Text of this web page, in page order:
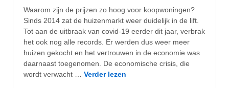
Waarom zijn de prijzen zo hoog voor koopwoningen?
Sinds 2014 zat de huizenmarkt weer duidelijk in de lift.
Tot aan de uitbraak van covid-19 eerder dit jaar, verbrak
het ook nog alle records. Er werden dus weer meer
huizen gekocht en het vertrouwen in de economie was
daarnaast toegenomen. De economische crisis, die
wordt verwacht … Verder lezen